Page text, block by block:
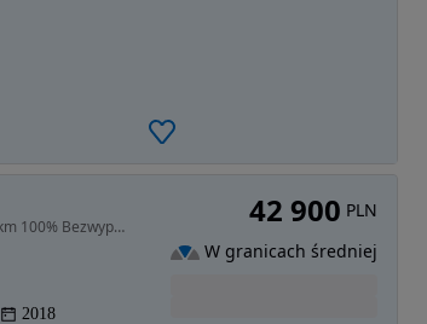
998 cm3 • 140 KM • ST-Line 2018 Rok 1.0 Benz.140 Ps Przeb.87 Tys.km 100% Bezwypadek Igła
2018
42 900 PLN
W granicach średniej